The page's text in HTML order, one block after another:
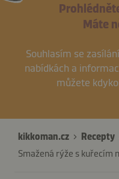
Máte
Souhlasím se
nabídkách a
můžete
kikkoman.cz
Recepty
Smažená rýže s kuřecím